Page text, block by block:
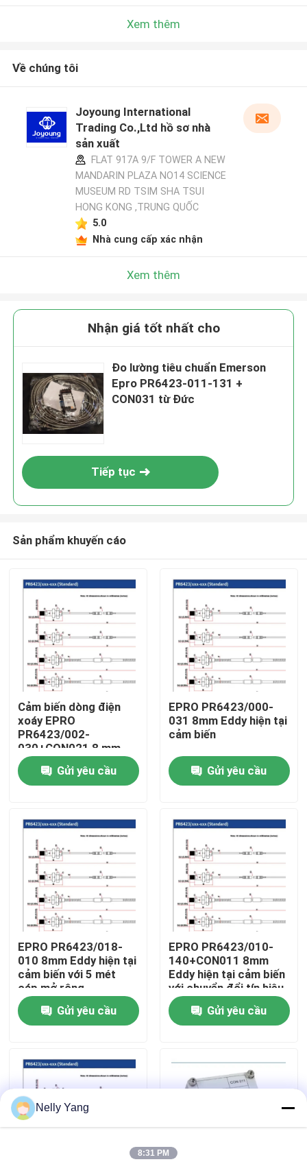
Nhà
Về chúng tôi
Chuyến tham quan nhà máy
Kiểm soát chất lượng
Liên hệ với chúng tôi
Tin tức
Yêu cầu Đặt giá
Phụ tùng PLC
Bộ phận nhẹ nhàng Nevada
Xem thêm
Về chúng tôi
Joyoung International
Trading Co.,Ltd hồ sơ nhà
sản xuất
FLAT 917A 9/F TOWER A NEW
MANDARIN PLAZA NO14 SCIENCE
MUSEUM RD TSIM SHA TSUI
HONG KONG ,TRUNG QUỐC
5.0
Nhà cung cấp xác nhận
Xem thêm
Nhận giá tốt nhất cho
Đo lường tiêu chuẩn Emerson
Epro PR6423-011-131 +
CON031 từ Đức
Tiếp tục
Sản phẩm khuyến cáo
Cảm biến dòng điện
xoáy EPRO
PR6423/002-
030+CON021 8 mm
Gửi yêu cầu
EPRO PR6423/000-
031 8mm Eddy hiện tại
cảm biến
Gửi yêu cầu
EPRO PR6423/018-
010 8mm Eddy hiện tại
cảm biến với 5 mét
cáp mở rộng
Gửi yêu cầu
EPRO PR6423/010-
140+CON011 8mm
Eddy hiện tại cảm biến
với chuyển đổi tín hiệu
Gửi yêu cầu
Nelly Yang
8:31 PM